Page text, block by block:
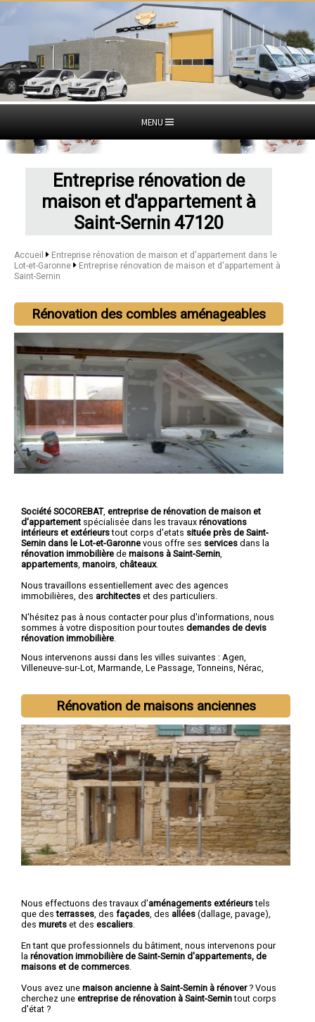
MENU
Entreprise rénovation de
maison et d'appartement à
Saint-Sernin 47120
Accueil
Entreprise rénovation de maison et d'appartement dans le
Lot-et-Garonne
Entreprise rénovation de maison et d'appartement à
Saint-Sernin
Rénovation des combles aménageables
Société SOCOREBAT, entreprise de rénovation de maison et
d'appartement spécialisée dans les travaux rénovations
intérieurs et extérieurstout corps d'etats située près de Saint-
Sernin dans le Lot-et-Garonne vous offre ses services dans la
rénovation immobilière de maisons à Saint-Sernin
appartements manoirs châteaux.
Nous travaillons essentiellement avec des agences
immobilières, des architectes et des particuliers.
N'hésitez pas à nous contacter pour plus d'informations, nous
sommes à votre disposition pour toutes demandes de devis
rénovation immobilière
Nous intervenons aussi dans les villes suivantes : Agen,
Villeneuve-sur-Lot, Marmande, Le Passage, Tonneins, Nérac,
Rénovation de maisons anciennes
Nous effectuons des travaux d'aménagements extérieurstels
que desterrasses , des façades , des allées (dallage, pavage),
des murets et des escaliers
En tant que professionnels du bâtiment, nous intervenons pour
la rénovation immobilière de Saint-Sernin d'appartements, de
maisons et de commerces
Vous avez une maison ancienne à Saint-Sernin à rénover? Vous
cherchez une entreprise de rénovation à Saint-Sernintout corps
d'état ?